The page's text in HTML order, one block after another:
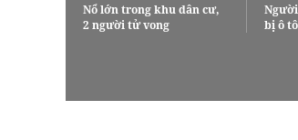
Nổ lớn trong khu dân cư,
2 người tử vong
bị ô